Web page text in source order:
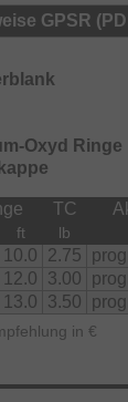
GPSR
Oxyd Ringe
TC
ft lb
10.0 2.75
12.0 3.00
13.0 3.50
in €